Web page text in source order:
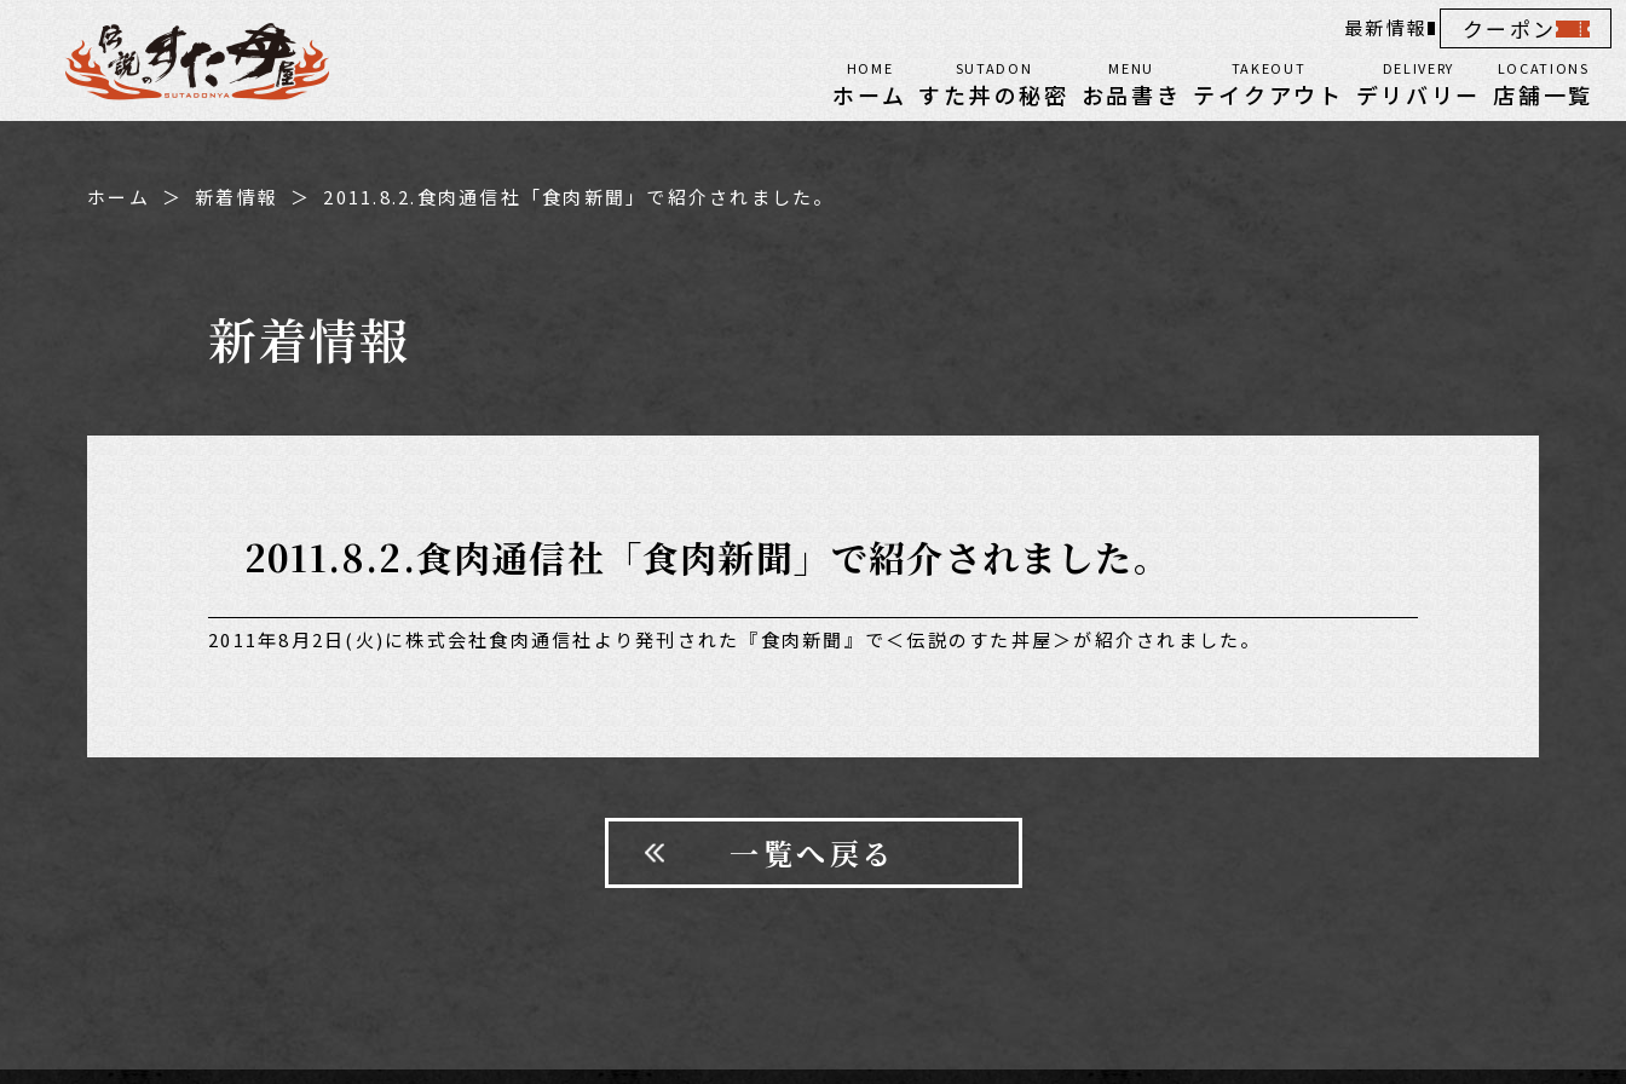
HOME
ホーム
SUTADON
すた丼の秘密
MENU
お品書き
TAKEOUT
テイクアウト
DELIVERY
デリバリー
LOCATIONS
店舗一覧
最新情報 クーポン
ホーム 新着情報 2011.8.2.食肉通信社「食肉新聞」で紹介されました。
新着情報
2011.8.2.食肉通信社「食肉新聞」で紹介されました。
2011年8月2日(火)に株式会社食肉通信社より発刊された『食肉新聞』で＜伝説のすた丼屋＞が紹介されました。
一覧へ戻る